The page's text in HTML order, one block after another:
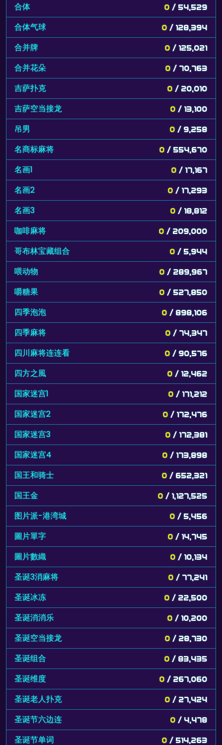
合体 0 / 54,529
合体气球 0 / 128,394
合并牌 0 / 125,021
合并花朵 0 / 70,763
吉萨扑克 0 / 20,010
吉萨空当接龙 0 / 13,100
吊男 0 / 9,258
名商标麻将 0 / 554,670
名画1 0 / 17,167
名画2 0 / 17,293
名画3 0 / 18,812
咖啡麻将 0 / 209,000
哥布林宝藏组合 0 / 5,944
喂动物 0 / 289,967
嚼糖果 0 / 527,850
四季泡泡 0 / 898,106
四季麻将 0 / 74,347
四川麻将连连看 0 / 90,576
四方之風 0 / 12,462
国家迷宫1 0 / 171,212
国家迷宫2 0 / 172,476
国家迷宫3 0 / 172,381
国家迷宫4 0 / 173,898
国王和骑士 0 / 652,321
国王金 0 / 1,127,525
图片派-港湾城 0 / 5,456
圖片單字 0 / 14,745
圖片數織 0 / 10,134
圣诞3消麻将 0 / 77,241
圣诞冰冻 0 / 22,500
圣诞消消乐 0 / 10,200
圣诞空当接龙 0 / 28,730
圣诞组合 0 / 83,435
圣诞维度 0 / 267,060
圣诞老人扑克 0 / 27,424
圣诞节六边连 0 / 4,478
圣诞节单词 0 / 514,263